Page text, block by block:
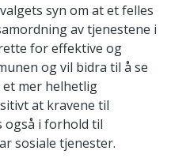
syn om at et felles
av tjenestene i
for effektive og
og vil bidra til å se
mer helhetlig
at kravene til
også i forhold til
sosiale tjenester.